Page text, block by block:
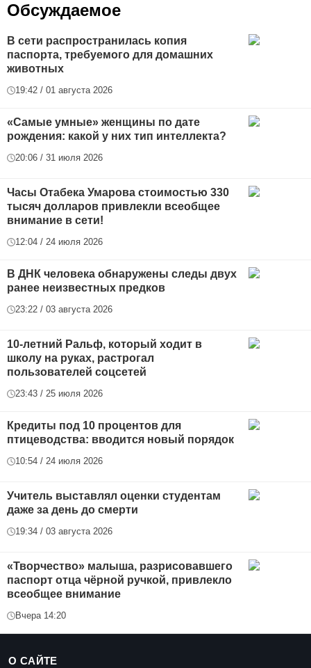
Обсуждаемое
В сети распространилась копия
паспорта, требуемого для домашних
животных
19:42 / 01 августа 2026
«Самые умные» женщины по дате
рождения: какой у них тип интеллекта?
20:06 / 31 июля 2026
Часы Отабека Умарова стоимостью 330
тысяч долларов привлекли всеобщее
внимание в сети!
12:04 / 24 июля 2026
В ДНК человека обнаружены следы двух
ранее неизвестных предков
23:22 / 03 августа 2026
10-летний Ральф, который ходит в
школу на руках, растрогал
пользователей соцсетей
23:43 / 25 июля 2026
Кредиты под 10 процентов для
птицеводства: вводится новый порядок
10:54 / 24 июля 2026
Учитель выставлял оценки студентам
даже за день до смерти
19:34 / 03 августа 2026
«Творчество» малыша, разрисовавшего
паспорт отца чёрной ручкой, привлекло
всеобщее внимание
Вчера 14:20
О САЙТЕ